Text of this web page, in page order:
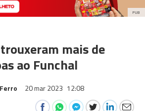
PUB
mais de
ao Funchal
20 mar 2023 12:08